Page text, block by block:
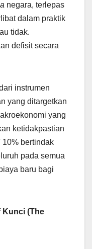
negara, terlepas
dalam praktik
tidak.
defisit secara
instrumen
yang ditargetkan
yang
ketidakpastian
10% bertindak
pada semua
baru bagi
Kunci (The